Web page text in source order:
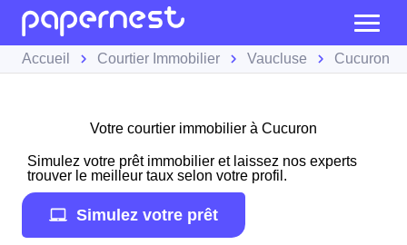
Accueil Courtier Immobilier Vaucluse Cucuron
Votre courtier immobilier à Cucuron
Simulez votre prêt immobilier et laissez nos experts
trouver le meilleur taux selon votre profil.
Simulez votre prêt